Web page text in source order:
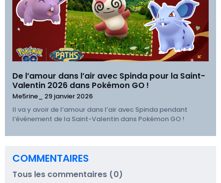
De l’amour dans l’air avec Spinda pour la Saint-
Valentin 2026 dans Pokémon GO !
Me5rine_ 29 janvier 2026
Il va y avoir de l’amour dans l’air avec Spinda pendant
l’événement de la Saint-Valentin dans Pokémon GO !
COMMENTAIRES
Tous les commentaires (0)